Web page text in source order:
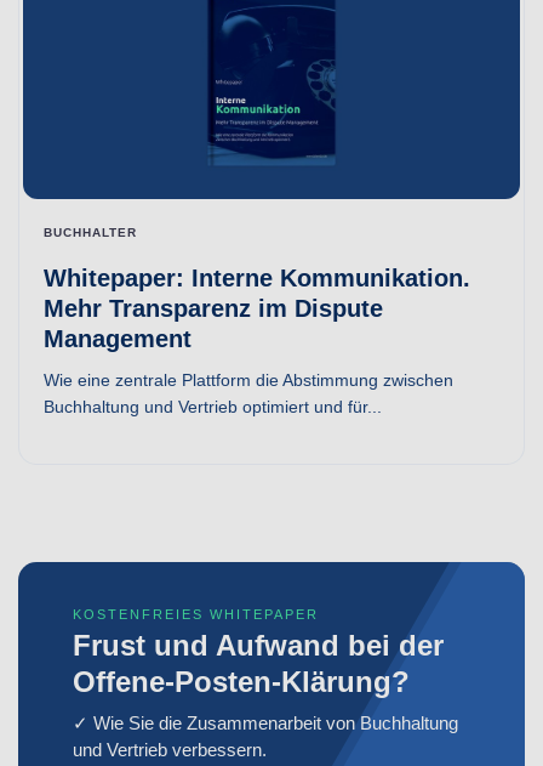
BUCHHALTER
Whitepaper: Interne Kommunikation.
Mehr Transparenz im Dispute
Management
Wie eine zentrale Plattform die Abstimmung zwischen
Buchhaltung und Vertrieb optimiert und für...
KOSTENFREIES WHITEPAPER
Frust und Aufwand bei der
Offene-Posten-Klärung?
✓ Wie Sie die Zusammenarbeit von Buchhaltung
und Vertrieb verbessern.